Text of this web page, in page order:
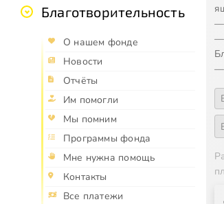
Благотворительность
О нашем фонде
Новости
Отчёты
Им помогли
Мы помним
Программы фонда
Мне нужна помощь
Контакты
Все платежи
—
—
—